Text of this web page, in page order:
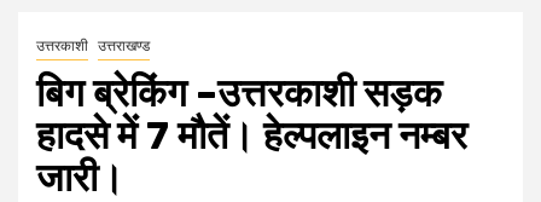
उत्तरकाशी उत्तराखण्ड
बिग ब्रेकिंग –उत्तरकाशी सड़क
हादसे में 7 मौतें। हेल्पलाइन नम्बर
जारी।